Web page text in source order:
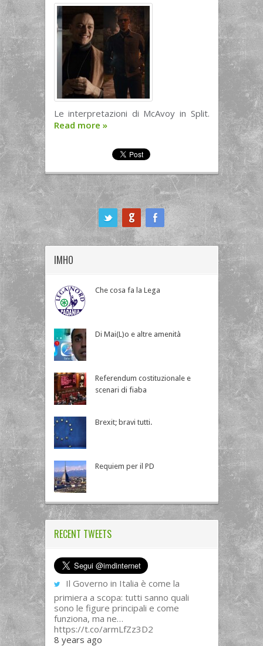
Le interpretazioni di McAvoy in Split.
Read more »
IMHO
Che cosa fa la Lega
Di Mai(L)o e altre amenità
Referendum costituzionale e
scenari di fiaba
Brexit; bravi tutti.
Requiem per il PD
RECENT TWEETS
Il Governo in Italia è come la
primiera a scopa: tutti sanno quali
sono le figure principali e come
funziona, ma ne…
https://t.co/armLfZz3D2
8 years ago